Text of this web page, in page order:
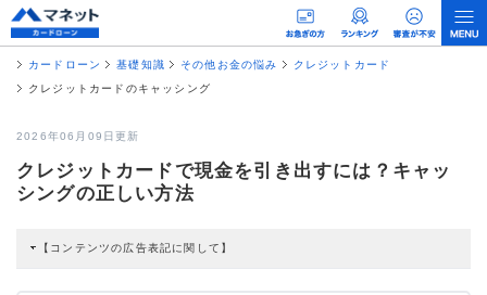
カードローン 基礎知識 その他お金の悩み
クレジットカード
クレジットカードのキャッシング
2026年06月09日更新
クレジットカードで現金を引き出すには？キャッ
シングの正しい方法
【コンテンツの広告表記に関して】